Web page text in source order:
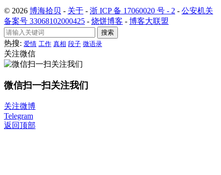
© 2026 博海拾贝 - 关于 - 浙 ICP 备 17060020 号 - 2 - 公安机关
备案号 33068102000425 - 烧饼博客 - 博客大联盟
搜索
热搜: 爱情 工作 真相 段子 微语录
关注微信
微信扫一扫关注我们
关注微博
Telegram
返回顶部